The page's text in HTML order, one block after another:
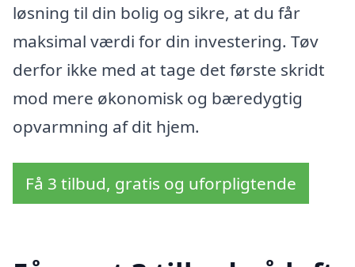
løsning til din bolig og sikre, at du får
maksimal værdi for din investering. Tøv
derfor ikke med at tage det første skridt
mod mere økonomisk og bæredygtig
opvarmning af dit hjem.
Få 3 tilbud, gratis og uforpligtende